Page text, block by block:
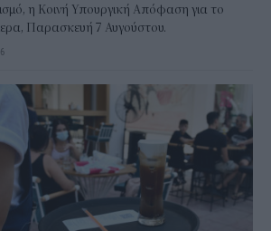
η Κοινή Υπουργική Απόφαση για το
Παρασκευή 7 Αυγούστου.